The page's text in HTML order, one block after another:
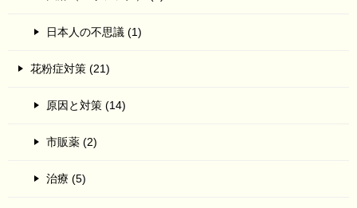
日本人の不思議 (1)
花粉症対策 (21)
原因と対策 (14)
市販薬 (2)
治療 (5)